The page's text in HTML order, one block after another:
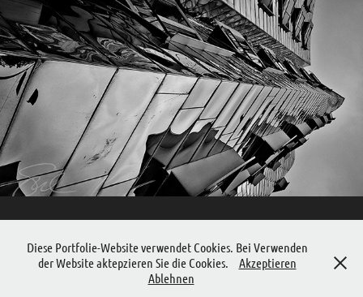
ARCHITEKTUR-FOTOGRAFIE Gehry - Neuer Zollhof Düsseldorf
2019
Diese Portfolie-Website verwendet Cookies. Bei Verwenden
der Website aktepzieren Sie die Cookies.
Akzeptieren
Ablehnen